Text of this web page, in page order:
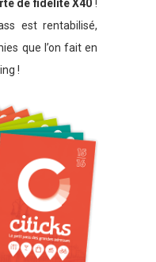
de fidélité X40 !
est rentabilisé,
que l’on fait en
!